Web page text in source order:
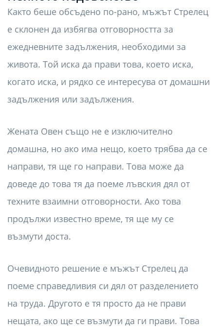
Както беше обсъдено по-рано, мъжът Стрелец
е склонен да избягва отговорността за
ежедневните задължения, необходими за
живота. Той иска да прави това, което иска,
когато иска, и рядко се интересува от домашни
задължения или задължения.
Жената Овен също не е изключително
домашна, но ако има нещо, което трябва да се
направи, тя ще го направи. Това може да
доведе до това тя да поеме лъвския дял от
техните взаимни отговорности. Ако това
продължи известно време, тя ще му се
възмути доста.
Очевидното решение е мъжът Стрелец да
поеме справедливия си дял от разделението
на труда. Другото е тя просто да не прави
нещата, ако ще се възмути да ги прави. Това